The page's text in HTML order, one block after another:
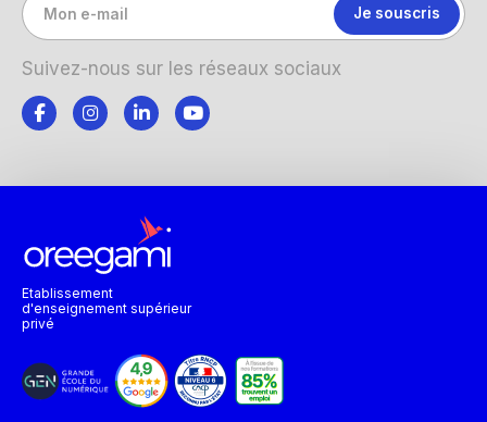
Suivez-nous sur les réseaux sociaux
Etablissement
d'enseignement supérieur
privé